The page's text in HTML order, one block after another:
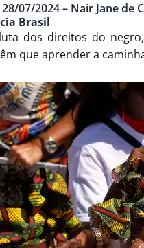
28/07/2024 – Nair Jane
Brasil
dos direitos do
que aprender a